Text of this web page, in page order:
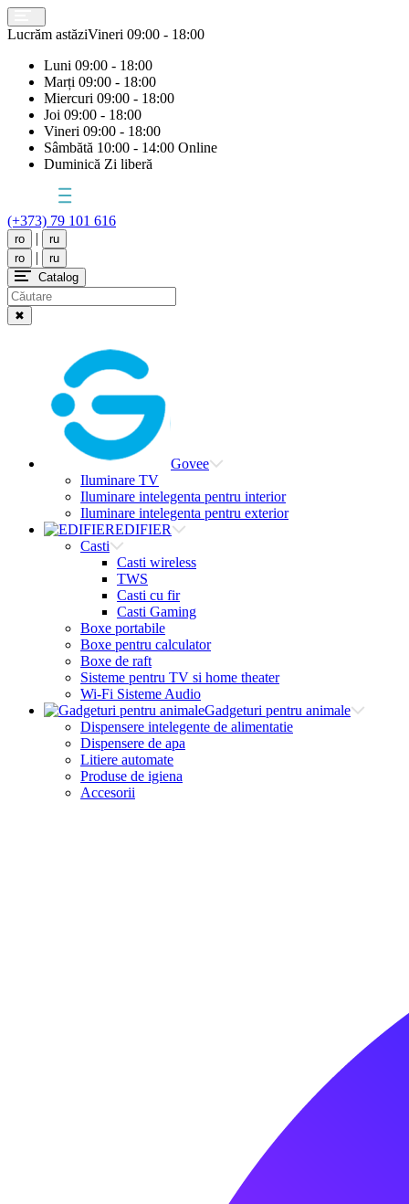
Lucrăm astăziVineri 09:00 - 18:00
Luni 09:00 - 18:00
Marți 09:00 - 18:00
Miercuri 09:00 - 18:00
Joi 09:00 - 18:00
Vineri 09:00 - 18:00
Sâmbătă 10:00 - 14:00 Online
Duminică Zi liberă
(+373) 79 101 616
ro |
ru
ro
|
ru
Catalog
✖
Govee
Iluminare TV
Iluminare intelegenta pentru interior
Iluminare intelegenta pentru exterior
EDIFIER
Casti
Casti wireless
TWS
Casti cu fir
Casti Gaming
Boxe portabile
Boxe pentru calculator
Boxe de raft
Sisteme pentru TV si home theater
Wi-Fi Sisteme Audio
Gadgeturi pentru animale
Dispensere intelegente de alimentatie
Dispensere de apa
Litiere automate
Produse de igiena
Accesorii